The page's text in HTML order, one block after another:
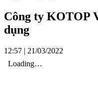
Công ty KOTOP
dụng
12:57 | 21/03/2022